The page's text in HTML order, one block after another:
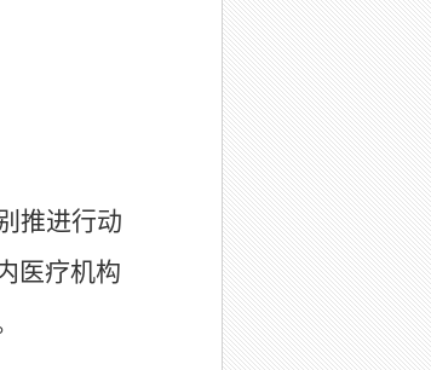
推进行动
医疗机构